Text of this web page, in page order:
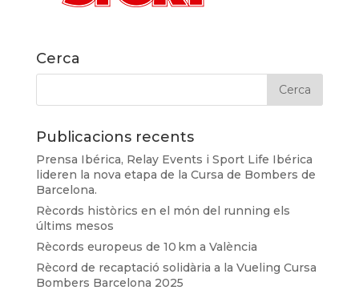
Cerca
Publicacions recents
Prensa Ibérica, Relay Events i Sport Life Ibérica
lideren la nova etapa de la Cursa de Bombers de
Barcelona.
Rècords històrics en el món del running els
últims mesos
Rècords europeus de 10 km a València
Rècord de recaptació solidària a la Vueling Cursa
Bombers Barcelona 2025